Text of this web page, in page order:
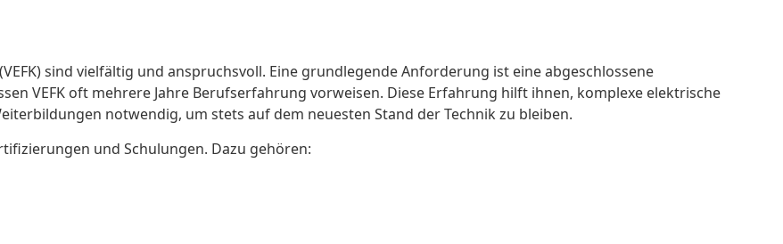
sind vielfältig und anspruchsvoll. Eine grundlegende Anforderung ist eine abgeschlossene
VEFK oft mehrere Jahre Berufserfahrung vorweisen. Diese Erfahrung hilft ihnen, komplexe elektrische
notwendig, um stets auf dem neuesten Stand der Technik zu bleiben.
und Schulungen. Dazu gehören: